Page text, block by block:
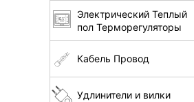
Электрический Теплый
пол Терморегуляторы
Кабель Провод
Удлинители и вилки